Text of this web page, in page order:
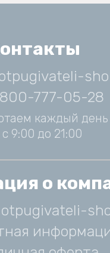
777-05-28
каждый день
с 9:00 до 21:00
о
otpugivateli-